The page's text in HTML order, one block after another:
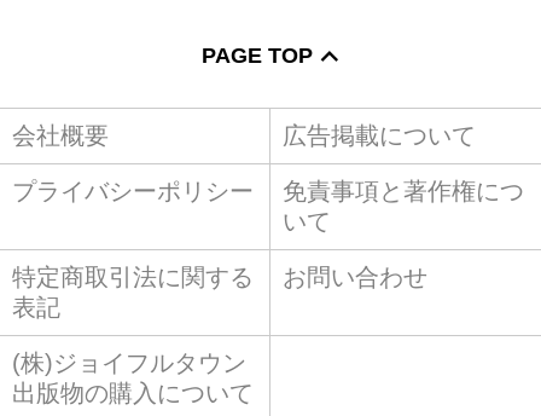
PAGE TOP
会社概要 広告掲載について
プライバシーポリシー
免責事項と著作権につ
いて
特定商取引法に関する
表記
お問い合わせ
(株)ジョイフルタウン
出版物の購入について